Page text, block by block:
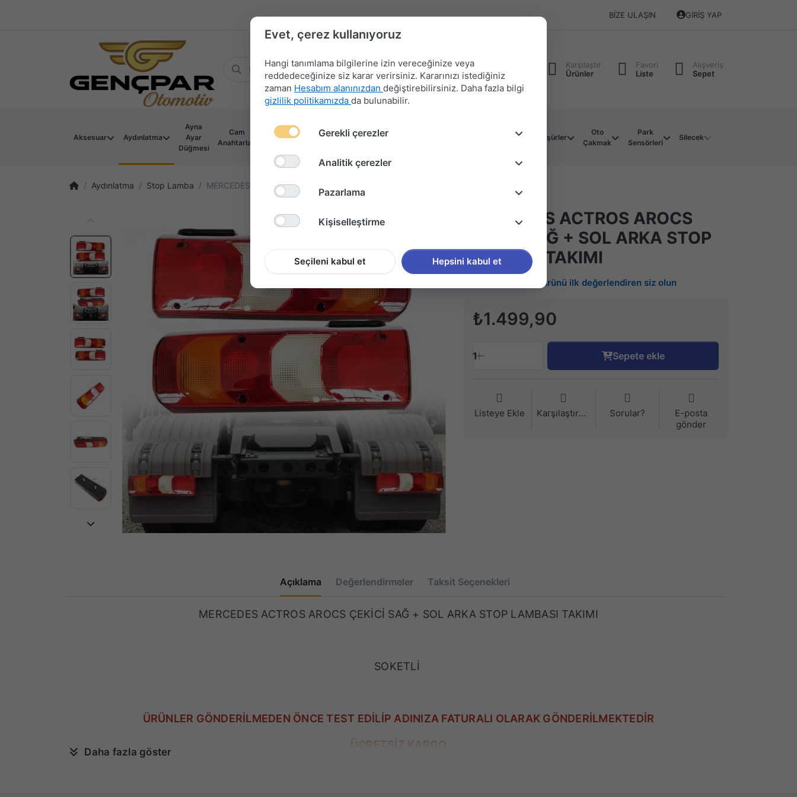
BIZE ULAŞIN GIRIŞ YAP
Karşılaştır
Ürünler
Favori
Liste
Alışveriş
Sepet
Aksesuar Aydınlatma
Ayna
Ayar
Düğmesi
Cam
Anahtarları
Devre
Far
Sinyal-
Merkezi
Müşürler
Oto
Çakmak
Park
Sensörleri
Silecek
Aydınlatma Stop Lamba MERCEDES ACTROS AROCS ÇEKİCİ SAĞ + SOL ARKA STOP LAMBASI TAKIMI
MERCEDES ACTROS AROCS
ÇEKİCİ SAĞ + SOL ARKA STOP
LAMBASI TAKIMI
Bu ürünü ilk değerlendiren siz olun
₺1.499,90
1 Sepete ekle
Listeye Ekle Karşılaştırma Sorular?
E-posta
gönder
Açıklama Değerlendirmeler Taksit Seçenekleri
MERCEDES ACTROS AROCS ÇEKİCİ SAĞ + SOL ARKA STOP LAMBASI TAKIMI
SOKETLİ
ÜRÜNLER GÖNDERİLMEDEN ÖNCE TEST EDİLİP ADINIZA FATURALI OLARAK GÖNDERİLMEKTEDİR
ÜCRETSİZ KARGO
Daha fazla göster
Evet, çerez kullanıyoruz
Hangi tanımlama bilgilerine izin vereceğinize veya
reddedeceğinize siz karar verirsiniz. Kararınızı istediğiniz
zaman Hesabım alanınızdan değiştirebilirsiniz. Daha fazla bilgi
gizlilik politikamızda da bulunabilir.
Gerekli çerezler
Analitik çerezler
Pazarlama
Kişiselleştirme
Seçileni kabul et Hepsini kabul et